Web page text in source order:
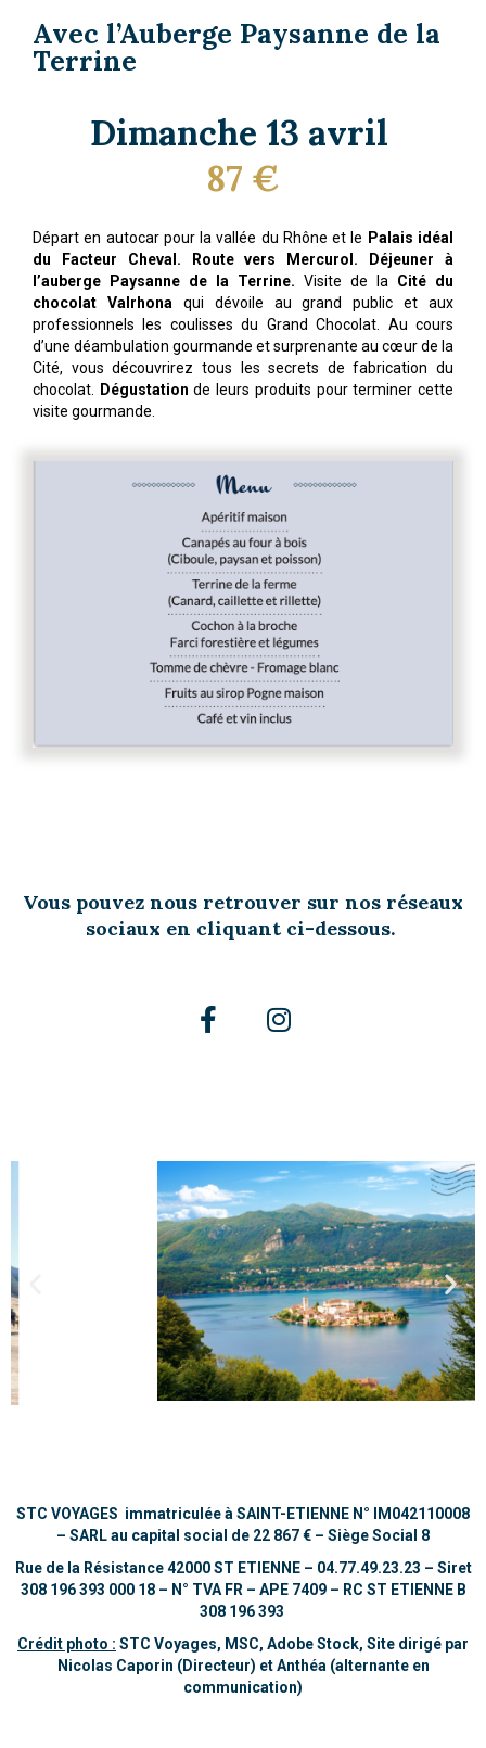
Avec l’Auberge Paysanne de la
Terrine
Dimanche 13 avril
87 €
Départ en autocar pour la vallée du Rhône et le Palais idéal
du Facteur Cheval. Route vers Mercurol. Déjeuner à
l’auberge Paysanne de la Terrine. Visite de la Cité du
chocolat Valrhona qui dévoile au grand public et aux
professionnels les coulisses du Grand Chocolat. Au cours
d’une déambulation gourmande et surprenante au cœur de la
Cité, vous découvrirez tous les secrets de fabrication du
chocolat. Dégustationde leurs produits pour terminer cette
visite gourmande.
Vous pouvez nous retrouver sur nos réseaux
sociaux en cliquant ci-dessous.
STC VOYAGES immatriculée à SAINT-ETIENNE N° IM042110008
– SARL au capital social de 22 867 € – Siège Social 8
Rue de la Résistance 42000 ST ETIENNE – 04.77.49.23.23 – Siret
308 196 393 000 18 – N° TVA FR – APE 7409 – RC ST ETIENNE B
308 196 393
Crédit photo : STC Voyages, MSC, Adobe Stock, Site dirigé par
Nicolas Caporin (Directeur) et Anthéa (alternante en
communication)